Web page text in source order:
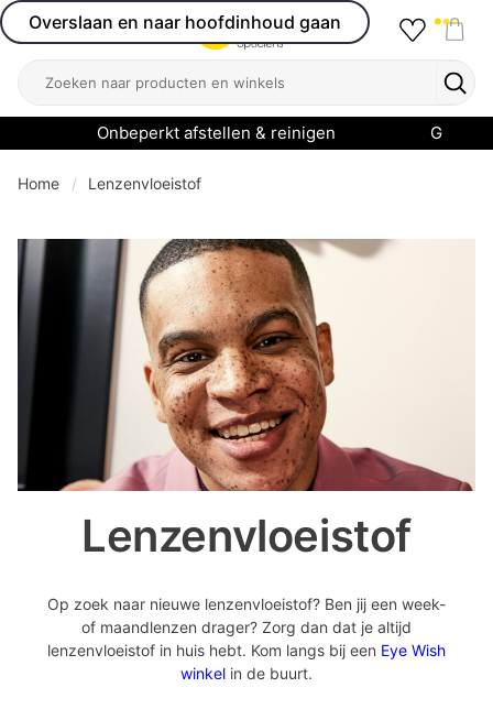
Overslaan en naar hoofdinhoud gaan
Open menu
Zoeken
Onbeperkt afstellen & reinigen
menu
Home Lenzenvloeistof
Lenzenvloeistof
Op zoek naar nieuwe lenzenvloeistof? Ben jij een week-
of maandlenzen drager? Zorg dan dat je altijd
lenzenvloeistof in huis hebt. Kom langs bij een Eye Wish
winkel in de buurt.